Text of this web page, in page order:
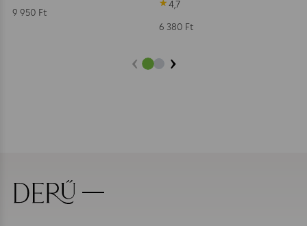
9 950 Ft
4,7
6 380 Ft
‹ ›